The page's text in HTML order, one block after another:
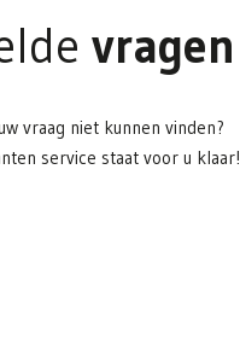
vragen
vraag niet kunnen vinden?
service staat voor u klaar!